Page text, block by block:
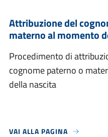
Attribuzione del
materno al momento
Procedimento di
cognome paterno o
della nascita
VAI ALLA PAGINA